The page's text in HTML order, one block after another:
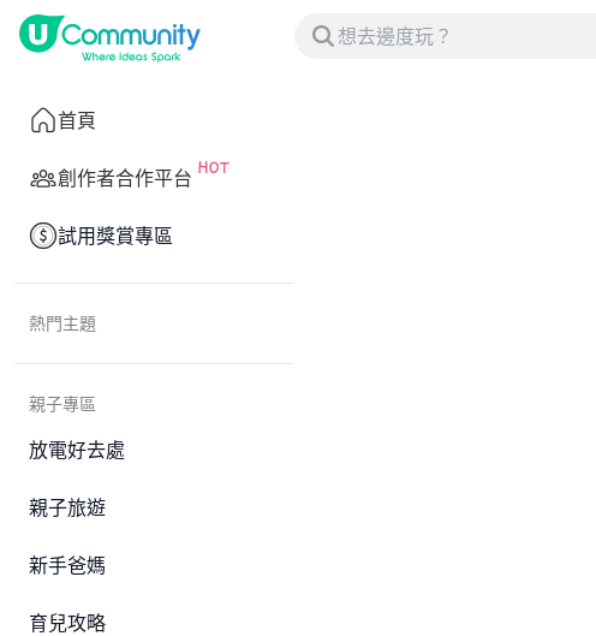
首頁
創作者合作平台
試用獎賞專區
熱門主題
親子專區
放電好去處
親子旅遊
新手爸媽
育兒攻略